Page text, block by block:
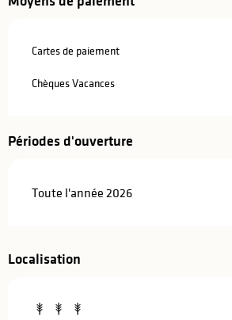
Cartes de paiement
Chèques Vacances
Périodes d'ouverture
Toute l'année 2026
Localisation